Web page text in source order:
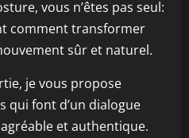
vous n’êtes pas seul:
comment transformer
sûr et naturel.
je vous propose
qui font d’un dialogue
et authentique.